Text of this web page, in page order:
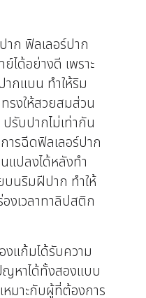
าก ฟิลเลอร์ปาก
ได้อย่างดี เพราะ
กแบน ทำให้ริม
รงให้สวยสมส่วน
รับปากไม่เท่ากัน
ารฉีดฟิลเลอร์ปาก
แปลงได้หลังทำ
บนริมฝีปาก ทำให้
งเวลาทาลิปสติก
งแก้มได้รับความ
ญหาได้ทั้งสองแบบ
หมาะกับผู้ที่ต้องการ